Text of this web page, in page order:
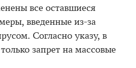
все оставшиеся
введенные из-за
Согласно указу, в
запрет на массовые